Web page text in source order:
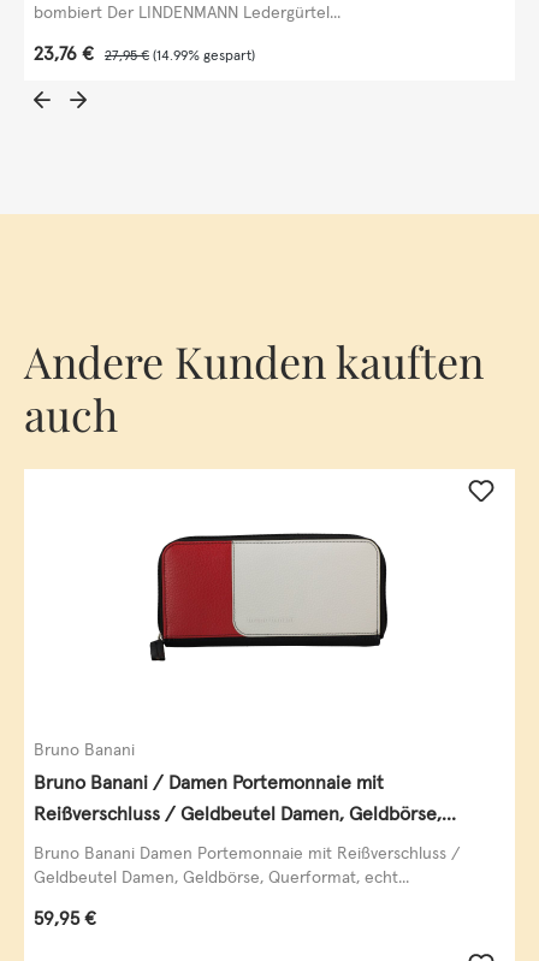
bombiert Der LINDENMANN Ledergürtel...
Verkaufspreis:
23,76 € Regulärer Preis:
27,95 € (14.99% gespart)
Andere Kunden kauften
auch
Bruno Banani
Bruno Banani / Damen Portemonnaie mit
Reißverschluss / Geldbeutel Damen, Geldbörse,
Querformat, echt Leder, black/white/red
Bruno Banani Damen Portemonnaie mit Reißverschluss /
Geldbeutel Damen, Geldbörse, Querformat, echt...
Regulärer Preis:
59,95 €